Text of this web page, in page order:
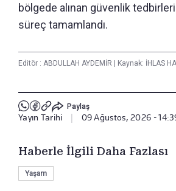
bölgede alınan güvenlik
süreç tamamlandı.
Editör : ABDULLAH AYDEMİR | Kaynak: İHLAS
Paylaş
Yayın Tarihi 09 Ağustos, 2026 -
Haberle İlgili Daha Fazlası
Yaşam